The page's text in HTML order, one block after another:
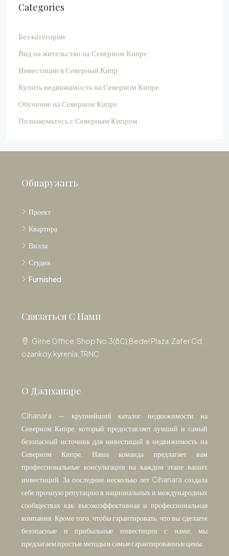
Categories
Без категории
Вид на жительство на Северном Кипре
Инвестиции в Северный Кипр
Купить недвижимость на Северном Кипре
Обучение на Северном Кипре
Познакомьтесь с Северным Кипром
Обнаружить
Проект
Квартира
Вилла
Студия
Furnished
Связаться С Нами
Girne Office: Shop No.3(8C),Bedel Plaza, Zafer Cd,
ozankoy, kyrenia, TRNC
О Джиханаре
Cihanara — крупнейший каталог недвижимости на
Северном Кипре, который предоставляет лучший и самый
безопасный источник для инвестиций в недвижимость на
Северном Кипре. Наша команда предлагает вам
профессиональные консультации на каждом этапе ваших
инвестиций. За последние несколько лет Cihanara создала
себе прочную репутацию в национальных и международных
сообществах как высокоэффективная и профессиональная
компания. Кроме того, чтобы гарантировать, что вы сделаете
безопасные и прибыльные инвестиции с нами, мы
предлагаем простые методы и самые гарантированные цены.